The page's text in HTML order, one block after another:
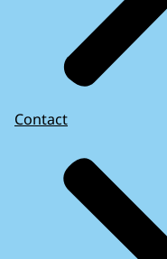
Contact